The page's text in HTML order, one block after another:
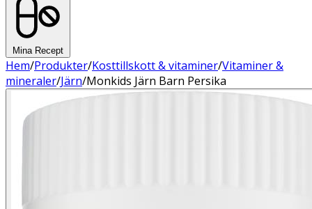
Mina Recept
Hem/Produkter/Kosttillskott & vitaminer/Vitaminer &
mineraler/Järn/Monkids Järn Barn Persika